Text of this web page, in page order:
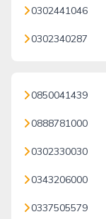
0302441046
0302340287
0850041439
0888781000
0302330030
0343206000
0337505579